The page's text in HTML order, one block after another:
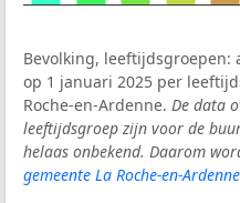
Bevolking, leeftijdsgroepen:
op 1 januari 2025 per
Roche-en-Ardenne. De data
leeftijdsgroep zijn voor de
helaas onbekend. Daarom
gemeente La Roche-en-Ardenne